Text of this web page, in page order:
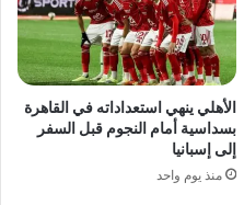
الأهلي ينهي استعداداته في القاهرة
بسداسية أمام النجوم قبل السفر
إلى إسبانيا
منذ يوم واحد